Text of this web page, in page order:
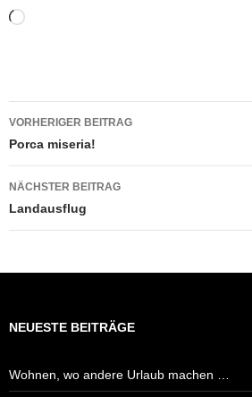
Wird
Beitragsnavigation
VORHERIGER BEITRAG
Porca miseria!
NÄCHSTER BEITRAG
Landausflug
NEUESTE BEITRÄGE
Wohnen, wo andere Urlaub machen …